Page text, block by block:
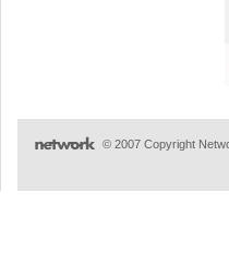
© 2007 Copyright